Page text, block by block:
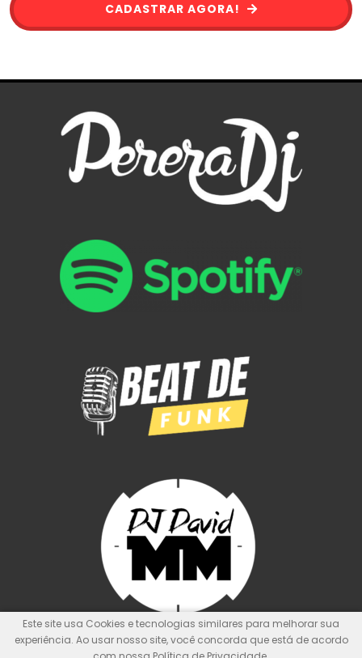
CADASTRAR AGORA!
Este site usa Cookies e tecnologias similares para melhorar sua
experiência. Ao usar nosso site, você concorda que está de acordo